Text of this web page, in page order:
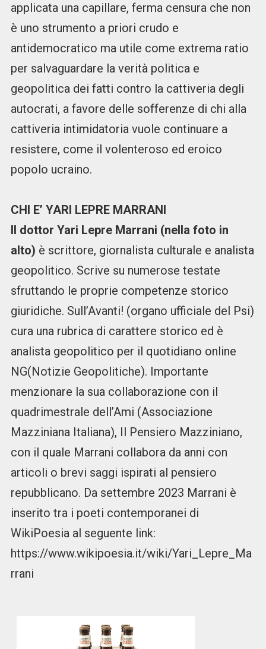
applicata una capillare, ferma censura che non
è uno strumento a priori crudo e
antidemocratico ma utile come extrema ratio
per salvaguardare la verità politica e
geopolitica dei fatti contro la cattiveria degli
autocrati, a favore delle sofferenze di chi alla
cattiveria intimidatoria vuole continuare a
resistere, come il volenteroso ed eroico
popolo ucraino.
CHI E’ YARI LEPRE MARRANI
Il dottor Yari Lepre Marrani (nella foto in
alto) è scrittore, giornalista culturale e analista
geopolitico. Scrive su numerose testate
sfruttando le proprie competenze storico
giuridiche. Sull’Avanti! (organo ufficiale del Psi)
cura una rubrica di carattere storico ed è
analista geopolitico per il quotidiano online
NG(Notizie Geopolitiche). Importante
menzionare la sua collaborazione con il
quadrimestrale dell’Ami (Associazione
Mazziniana Italiana), Il Pensiero Mazziniano,
con il quale Marrani collabora da anni con
articoli o brevi saggi ispirati al pensiero
repubblicano. Da settembre 2023 Marrani è
inserito tra i poeti contemporanei di
WikiPoesia al seguente link:
https://www.wikipoesia.it/wiki/Yari_Lepre_Ma
rrani